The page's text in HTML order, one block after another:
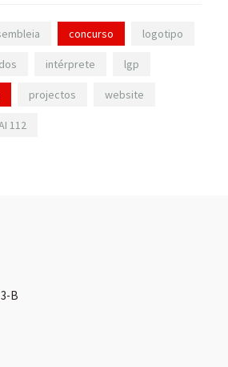
concurso logotipo
intérprete lgp
projectos website
112
B